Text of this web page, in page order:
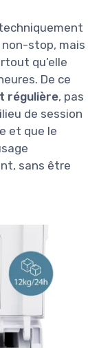
stop, mais
qu’elle
De ce
régulière, pas
de session
et que le
sans être